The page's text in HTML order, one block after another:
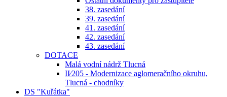
38. zasedání
39. zasedání
41. zasedání
42. zasedání
43. zasedání
DOTACE
Malá vodní nádrž Tlucná
II⁄205 - Modernizace aglomeračního okruhu,
Tlucná - chodníky
DS "Kuřátka"